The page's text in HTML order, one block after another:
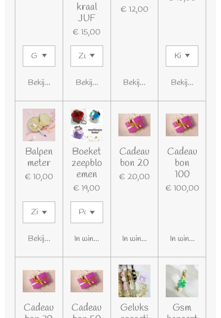
Bekijk details
kraal
JUF
€ 15,00
Bekijk details
€ 12,00
Bekijk details Bekijk details
Balpen
meter
€ 10,00
Bekijk details
Boeket
zeepblo
emen
€ 19,00
In winkelwagen
Cadeau
bon 20
€ 20,00
In winkelwagen
Cadeau
bon
100
€ 100,00
In winkelwagen
Cadeau
Cadeau
Geluks
Gsm